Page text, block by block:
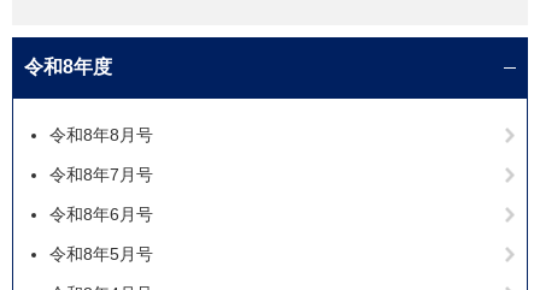
令和8年度
令和8年8月号
令和8年7月号
令和8年6月号
令和8年5月号